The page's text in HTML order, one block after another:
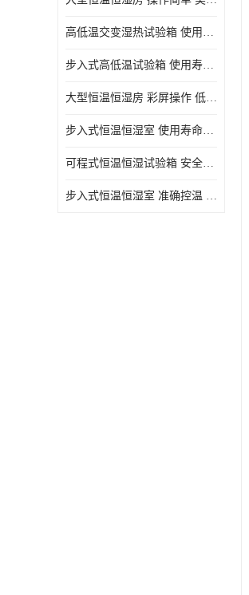
高低温交变湿热试验箱 使用寿命长 造型美观大方新颖
步入式高低温试验箱 使用寿命长 低耗电量 平稳电流
大型恒温恒湿房 彩屏操作 低耗电量 平稳电流
步入式恒温恒湿室 使用寿命长 移动和放置方便
可程式恒温恒湿试验箱 安全可靠 美观实用 清洁更方便
步入式恒温恒湿室 准确控温 试验周期自动化程度高